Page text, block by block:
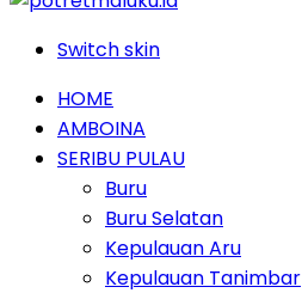
Switch skin
HOME
AMBOINA
SERIBU PULAU
Buru
Buru Selatan
Kepulauan Aru
Kepulauan Tanimbar